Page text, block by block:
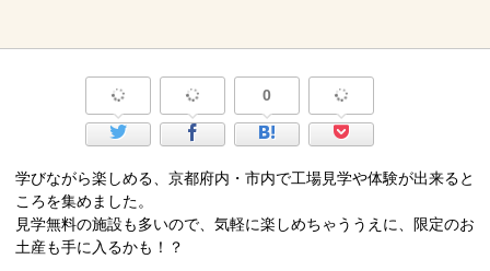
0
学びながら楽しめる、京都府内・市内で工場見学や体験が出来ると
ころを集めました。
見学無料の施設も多いので、気軽に楽しめちゃううえに、限定のお
土産も手に入るかも！？